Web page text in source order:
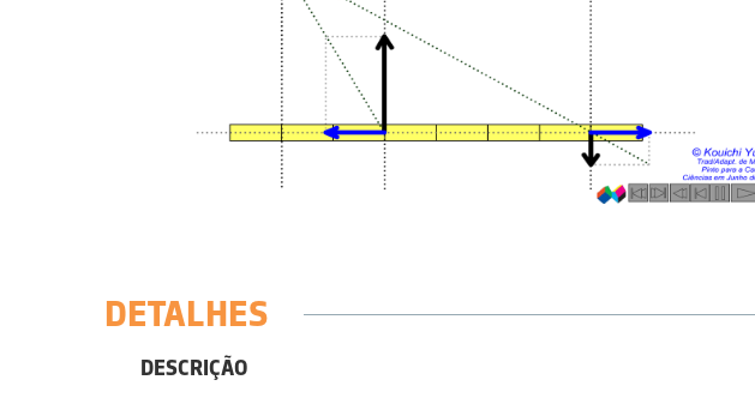
DETALHES
DESCRIÇÃO